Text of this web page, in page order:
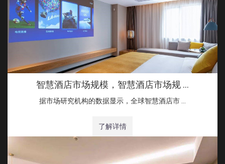
智慧酒店市场规模，智慧酒店市场规 …
据市场研究机构的数据显示，全球智慧酒店市 …
了解详情